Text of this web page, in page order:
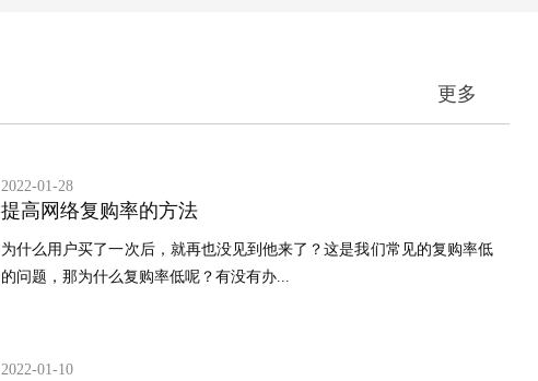
更多
2022-01-28
提高网络复购率的方法
为什么用户买了一次后，就再也没见到他来了？这是我们常见的复购率低
的问题，那为什么复购率低呢？有没有办...
2022-01-10